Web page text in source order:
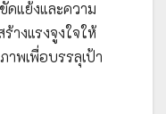
แย้งและความ
างแรงจูงใจให้
พเพื่อบรรลุเป้า